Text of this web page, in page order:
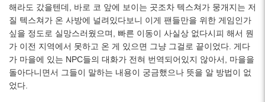
해라도 갔을텐데, 바로 코 앞에 보이는 곳조차 텍스쳐가 뭉개지는 저
질 텍스쳐가 온 사방에 널려있다보니 이게 팬들만을 위한 게임인가
싶을 정도로 실망스러웠으며, 빠른 이동이 사실상 없다시피 해서 뭔
가 이전 지역에서 못하고 온 게 있으면 그냥 그걸로 끝이었다. 게다
가 마을에 있는 NPC들의 대화가 전혀 번역되어있지 않아서, 마을을
돌아다니면서 그들이 말하는 내용이 궁금했으나 뜻을 알 방법이 없
었다.